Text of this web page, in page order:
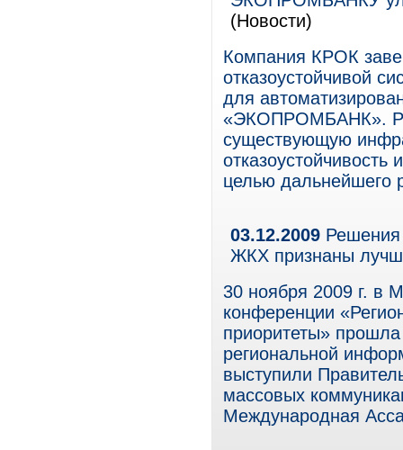
(Новости)
Компания КРОК
отказоустойчивой
для
«ЭКОПРОМБАНК».
существующую
целью дальнейшего
03.12.2009 Решения
ЖКХ признаны
30 ноября 2009 г. в
конференции
приоритеты»
региональной
выступили
массовых
Международная